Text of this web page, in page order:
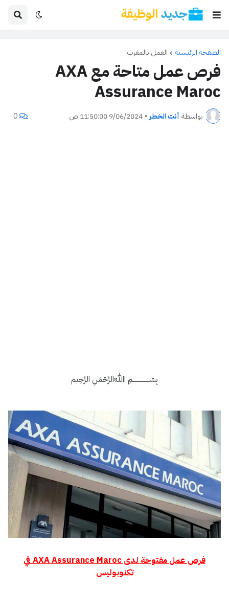
الصفحة الرئيسية العمل بالمغرب
فرص عمل متاحة مع AXA
Assurance Maroc
بواسطة أنت الخطر • 9/06/2024 11:50:00 ص 0
بِسْــــــــــــــــمِ اﷲِالرَّحْمَنِ الرَّحِيم
فرص عمل مفتوحة لدى AXA Assurance Maroc في
تكنوبوليس